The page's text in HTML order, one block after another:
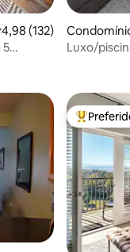
de uma avaliação
4,98 (132)
5
Luxo/
hóspedes Entre os